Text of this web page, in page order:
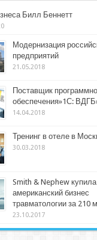
Билл Беннетт
Модернизация
предприятий
21.05.2018
Поставщик
обеспечения»1С:
14.04.2018
Тренинг в отеле в
30.03.2018
Smith & Nephew купила
американский бизнес
травматологии за 210
23.10.2017